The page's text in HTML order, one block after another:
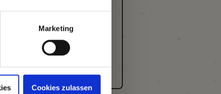
Marketing
Cookies zulassen